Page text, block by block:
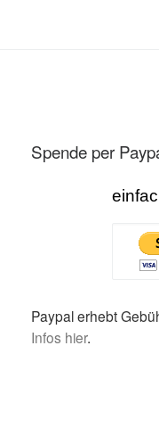
Spende per
Paypal erhebt
Infos hier.